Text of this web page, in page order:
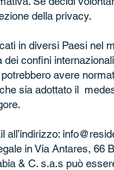
della privacy.
in diversi Paesi nel
confini
avere
sia adottato il
all’indirizzo:
in Via Antares, 66
& C. s.a.s può